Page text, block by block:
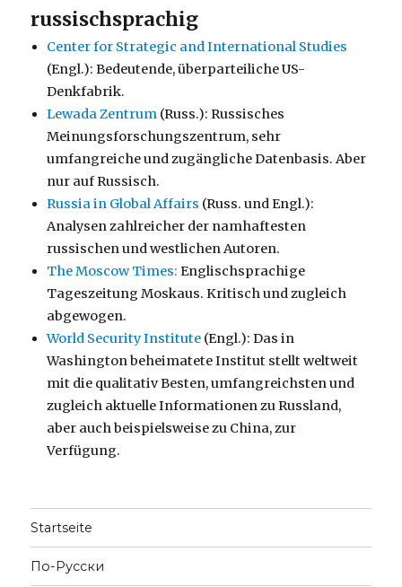
russischsprachig
Center for Strategic and International Studies
(Engl.): Bedeutende, überparteiliche US-
Denkfabrik.
Lewada Zentrum (Russ.): Russisches
Meinungsforschungszentrum, sehr
umfangreiche und zugängliche Datenbasis. Aber
nur auf Russisch.
Russia in Global Affairs (Russ. und Engl.):
Analysen zahlreicher der namhaftesten
russischen und westlichen Autoren.
The Moscow Times: Englischsprachige
Tageszeitung Moskaus. Kritisch und zugleich
abgewogen.
World Security Institute (Engl.): Das in
Washington beheimatete Institut stellt weltweit
mit die qualitativ Besten, umfangreichsten und
zugleich aktuelle Informationen zu Russland,
aber auch beispielsweise zu China, zur
Verfügung.
Startseite
По-Русски